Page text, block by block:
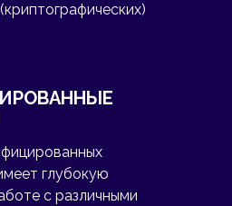
глубокую
с различными